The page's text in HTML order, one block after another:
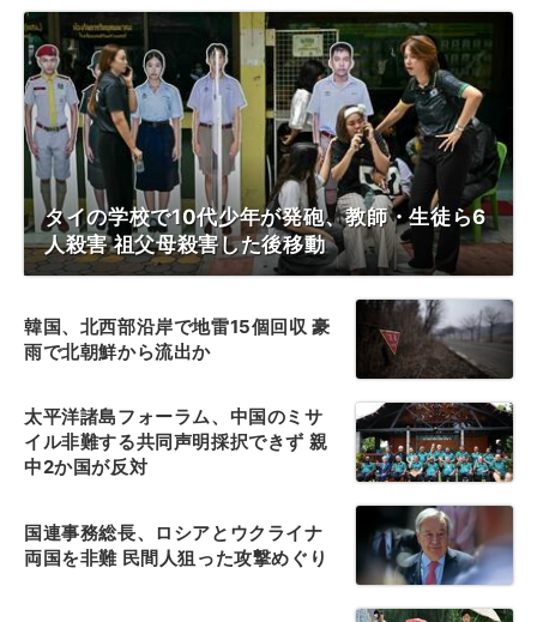
タイの学校で10代少年が発砲、教師・生徒ら6
人殺害 祖父母殺害した後移動
韓国、北西部沿岸で地雷15個回収 豪
雨で北朝鮮から流出か
太平洋諸島フォーラム、中国のミサ
イル非難する共同声明採択できず 親
中2か国が反対
国連事務総長、ロシアとウクライナ
両国を非難 民間人狙った攻撃めぐり